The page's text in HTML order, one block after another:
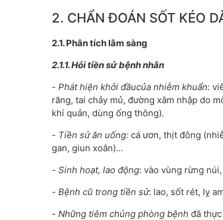
2. CHẨN ĐOÁN SỐT KÉO
2.1. Phân tích lâm sàng
2.1.1. Hỏi tiền sử bệnh nhân
- Phát hiện khởi đầucủa nhiễm khuẩn:
răng, tai chảy mủ, đường xâm nhập do
khí quản, dùng ống thông).
- Tiền sử ăn uống: cá ươn, thịt đông
gan, giun xoắn)...
- Sinh hoạt, lao động: vào vùng rừng
- Bệnh cũ trong tiền sử: lao, sốt rét, lỵ
- Những tiêm chủng phòng bệnh đã